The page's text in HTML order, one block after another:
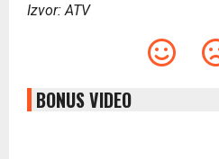
Izvor: ATV
BONUS VIDEO